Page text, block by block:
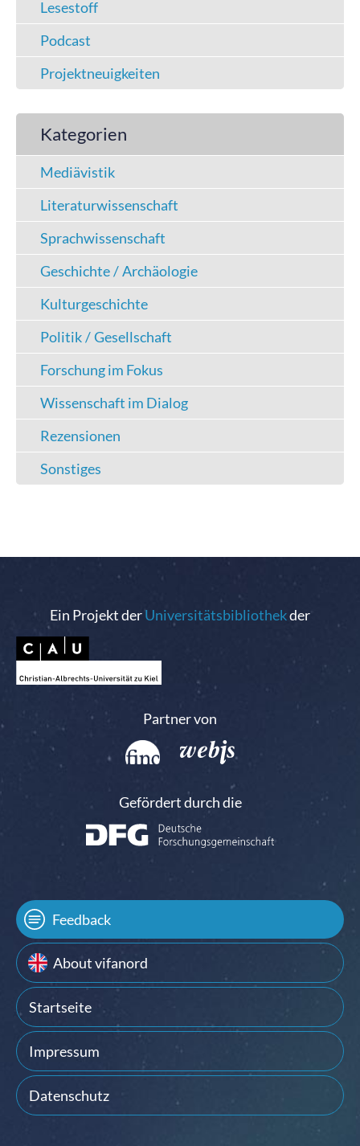
Lesestoff
Podcast
Projektneuigkeiten
Kategorien
Mediävistik
Literaturwissenschaft
Sprachwissenschaft
Geschichte / Archäologie
Kulturgeschichte
Politik / Gesellschaft
Forschung im Fokus
Wissenschaft im Dialog
Rezensionen
Sonstiges
Ein Projekt derUniversitätsbibliothekder
Partner von
Gefördert durch die
Feedback
About vifanord
Startseite
Impressum
Datenschutz